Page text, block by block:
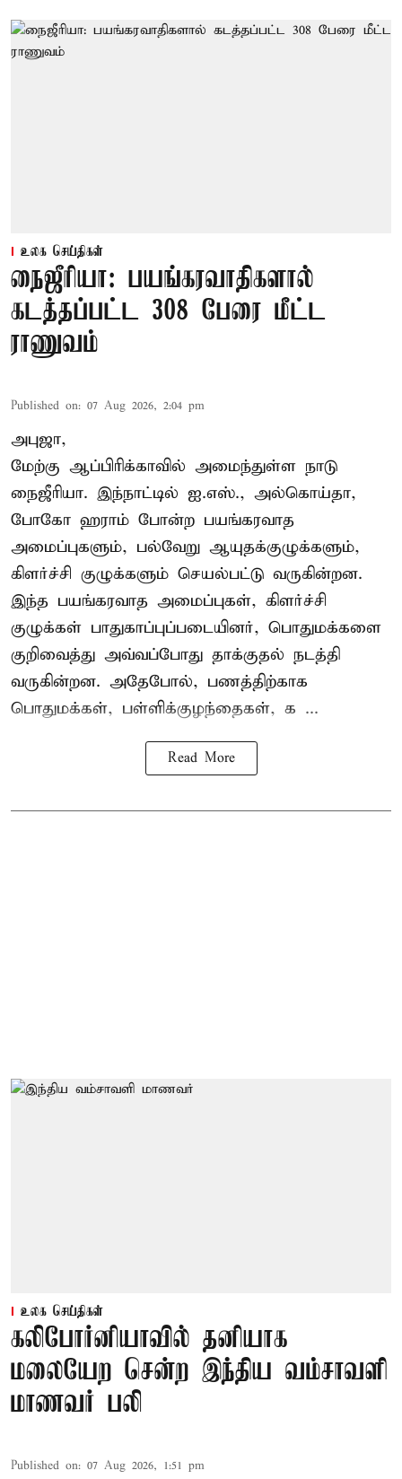
உலக செய்திகள்
நைஜீரியா: பயங்கரவாதிகளால்
கடத்தப்பட்ட 308 பேரை மீட்ட
ராணுவம்
Published on: 07 Aug 2026, 2:04 pm
அபுஜா,
மேற்கு ஆப்பிரிக்காவில் அமைந்துள்ள நாடு
நைஜீரியா. இந்நாட்டில் ஐ.எஸ்., அல்கொய்தா,
போகோ ஹராம் போன்ற பயங்கரவாத
அமைப்புகளும், பல்வேறு ஆயுதக்குழுக்களும்,
கிளர்ச்சி குழுக்களும் செயல்பட்டு வருகின்றன.
இந்த பயங்கரவாத அமைப்புகள், கிளர்ச்சி
குழுக்கள் பாதுகாப்புப்படையினர், பொதுமக்களை
குறிவைத்து அவ்வப்போது தாக்குதல் நடத்தி
வருகின்றன. அதேபோல், பணத்திற்காக
பொதுமக்கள், பள்ளிக்குழந்தைகள், க ...
Read More
உலக செய்திகள்
கலிபோர்னியாவில் தனியாக
மலையேற சென்ற இந்திய வம்சாவளி
மாணவர் பலி
Published on: 07 Aug 2026, 1:51 pm